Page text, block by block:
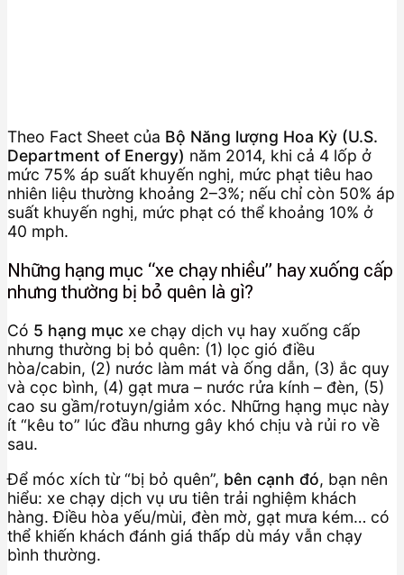
Theo Fact Sheet của Bộ Năng lượng Hoa Kỳ (U.S.
Department of Energy) năm 2014, khi cả 4 lốp ở
mức 75% áp suất khuyến nghị, mức phạt tiêu hao
nhiên liệu thường khoảng 2–3%; nếu chỉ còn 50% áp
suất khuyến nghị, mức phạt có thể khoảng 10% ở
40 mph.
Những hạng mục “xe chạy nhiều” hay xuống cấp
nhưng thường bị bỏ quên là gì?
Có 5 hạng mục xe chạy dịch vụ hay xuống cấp
nhưng thường bị bỏ quên: (1) lọc gió điều
hòa/cabin, (2) nước làm mát và ống dẫn, (3) ắc quy
và cọc bình, (4) gạt mưa – nước rửa kính – đèn, (5)
cao su gầm/rotuyn/giảm xóc. Những hạng mục này
ít “kêu to” lúc đầu nhưng gây khó chịu và rủi ro về
sau.
Để móc xích từ “bị bỏ quên”, bên cạnh đó, bạn nên
hiểu: xe chạy dịch vụ ưu tiên trải nghiệm khách
hàng. Điều hòa yếu/mùi, đèn mờ, gạt mưa kém… có
thể khiến khách đánh giá thấp dù máy vẫn chạy
bình thường.